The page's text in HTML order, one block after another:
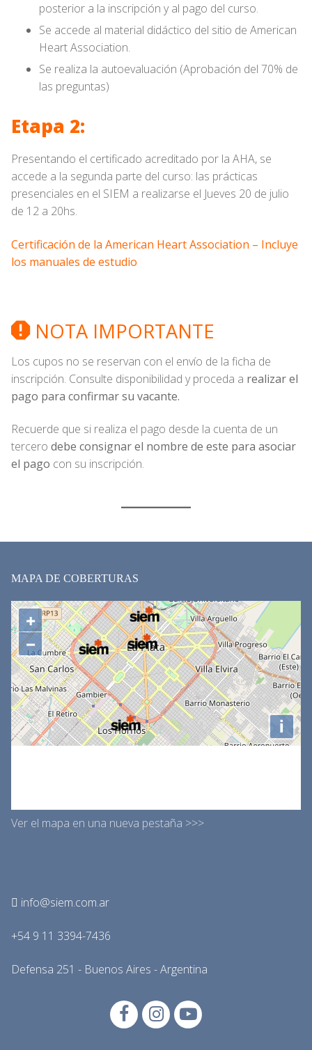
posterior a la inscripción y al pago del curso.
Se accede al material didáctico del sitio de American
Heart Association.
Se realiza la autoevaluación (Aprobación del 70% de
las preguntas)
Etapa 2:
Presentando el certificado acreditado por la AHA, se
accede a la segunda parte del curso: las prácticas
presenciales en el SIEM a realizarse el Jueves 20 de julio
de 12 a 20hs.
Certificación de la American Heart Association – Incluye
los manuales de estudio
NOTA IMPORTANTE
Los cupos no se reservan con el envío de la ficha de
inscripción. Consulte disponibilidad y proceda a realizar el
pago para confirmar su vacante.
Recuerde que si realiza el pago desde la cuenta de un
tercero debe consignar el nombre de este para asociar
el pago con su inscripción.
MAPA DE COBERTURAS
Ver el mapa en una nueva pestaña >>>
info@siem.com.ar
+54 9 11 3394-7436
Defensa 251 - Buenos Aires - Argentina